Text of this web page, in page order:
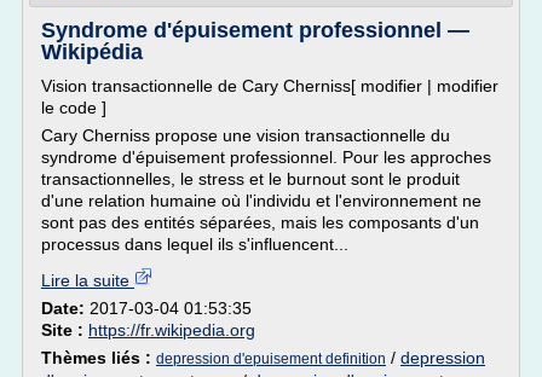
Syndrome d'épuisement professionnel —
Wikipédia
Vision transactionnelle de Cary Cherniss[ modifier | modifier
le code ]
Cary Cherniss propose une vision transactionnelle du
syndrome d'épuisement professionnel. Pour les approches
transactionnelles, le stress et le burnout sont le produit
d'une relation humaine où l'individu et l'environnement ne
sont pas des entités séparées, mais les composants d'un
processus dans lequel ils s'influencent...
Lire la suite
Date: 2017-03-04 01:53:35
Site : https://fr.wikipedia.org
Thèmes liés : depression d'epuisement definition / depression